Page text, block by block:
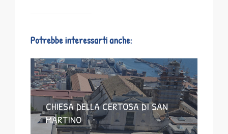
Potrebbe interessarti anche:
CHIESA DELLA CERTOSA DI SAN
MARTINO